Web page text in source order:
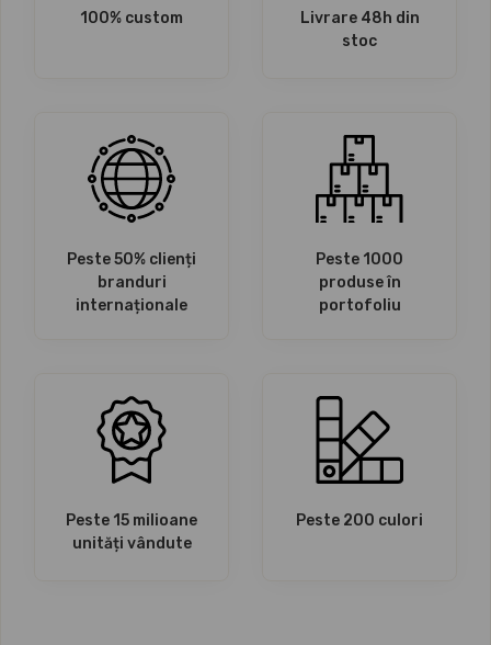
100% custom
Livrare 48h din
stoc
Peste 50% clienți
branduri
internaționale
Peste 1000
produse în
portofoliu
Peste 15 milioane
unități vândute
Peste 200 culori